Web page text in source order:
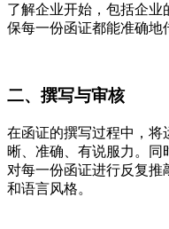
了解企业开始，包括企业
保每一份函证都能准确地
二、撰写与审核
在函证的撰写过程中，将
晰、准确、有说服力。同
对每一份函证进行反复推
和语言风格。